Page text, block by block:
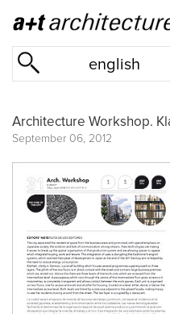
english
Architecture Workshop.
September 06, 2012